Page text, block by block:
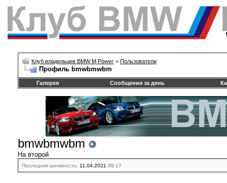
Клуб владельцев BMW M Power > Пользователи
Профиль bmwbmwbm
Галерея Сообщения за день
bmwbmwbm
На второй
Последняя активность: 11.04.2021 09:17